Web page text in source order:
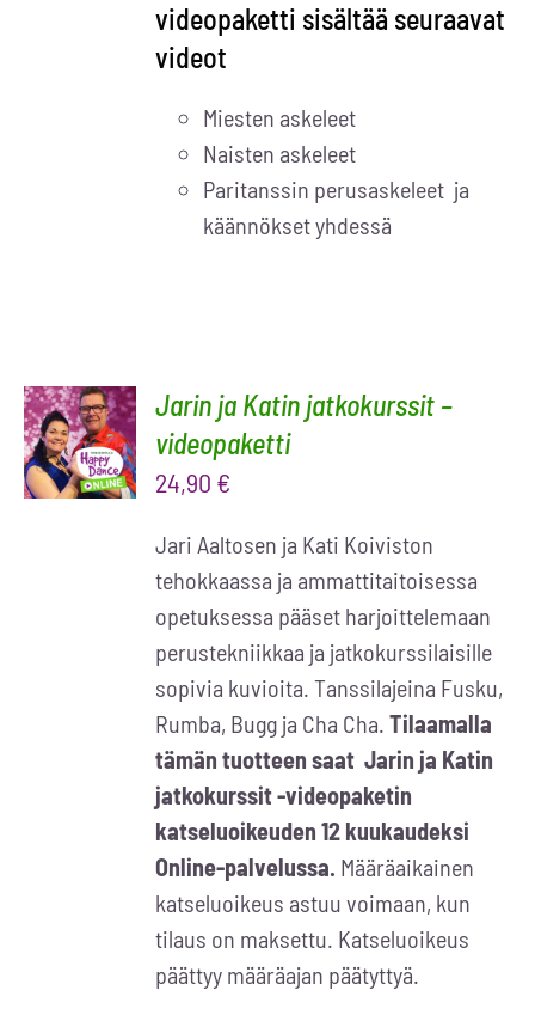
videopaketti sisältää seuraavat
videot
Miesten askeleet
Naisten askeleet
Paritanssin perusaskeleet ja
käännökset yhdessä
LISÄÄ
OSTOSKORIIN
/
LISÄTIEDOT
Jarin ja Katin jatkokurssit –
videopaketti
24,90 €
Jari Aaltosen ja Kati Koiviston
tehokkaassa ja ammattitaitoisessa
opetuksessa pääset harjoittelemaan
perustekniikkaa ja jatkokurssilaisille
sopivia kuvioita. Tanssilajeina Fusku,
Rumba, Bugg ja Cha Cha.Tilaamalla
tämän tuotteen saat Jarin ja Katin
jatkokurssit -videopaketin
katseluoikeuden 12 kuukaudeksi
Online-palvelussa. Määräaikainen
katseluoikeus astuu voimaan, kun
tilaus on maksettu. Katseluoikeus
päättyy määräajan päätyttyä.